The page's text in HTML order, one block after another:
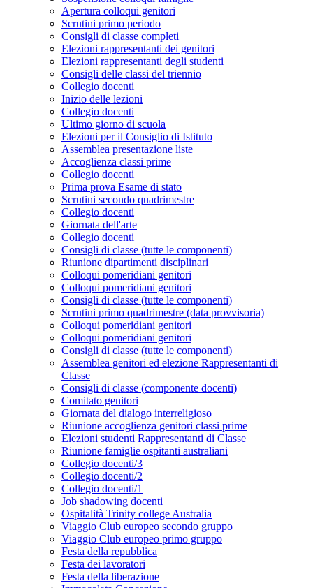
Apertura colloqui genitori
Scrutini primo periodo
Consigli di classe completi
Elezioni rappresentanti dei genitori
Elezioni rappresentanti degli studenti
Consigli delle classi del triennio
Collegio docenti
Inizio delle lezioni
Collegio docenti
Ultimo giorno di scuola
Elezioni per il Consiglio di Istituto
Assemblea presentazione liste
Accoglienza classi prime
Collegio docenti
Prima prova Esame di stato
Scrutini secondo quadrimestre
Collegio docenti
Giornata dell'arte
Collegio docenti
Consigli di classe (tutte le componenti)
Riunione dipartimenti disciplinari
Colloqui pomeridiani genitori
Colloqui pomeridiani genitori
Consigli di classe (tutte le componenti)
Scrutini primo quadrimestre (data provvisoria)
Colloqui pomeridiani genitori
Colloqui pomeridiani genitori
Consigli di classe (tutte le componenti)
Assemblea genitori ed elezione Rappresentanti di
Classe
Consigli di classe (componente docenti)
Comitato genitori
Giornata del dialogo interreligioso
Riunione accoglienza genitori classi prime
Elezioni studenti Rappresentanti di Classe
Riunione famiglie ospitanti australiani
Collegio docenti/3
Collegio docenti/2
Collegio docenti/1
Job shadowing docenti
Ospitalità Trinity college Australia
Viaggio Club europeo secondo gruppo
Viaggio Club europeo primo gruppo
Festa della repubblica
Festa dei lavoratori
Festa della liberazione